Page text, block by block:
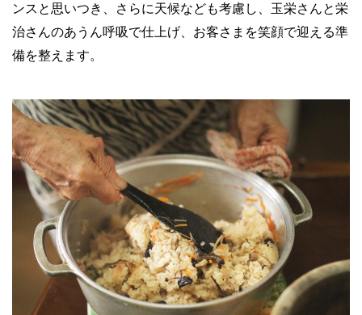
ンスと思いつき、さらに天候なども考慮し、玉栄さんと栄
治さんのあうん呼吸で仕上げ、お客さまを笑顔で迎える準
備を整えます。